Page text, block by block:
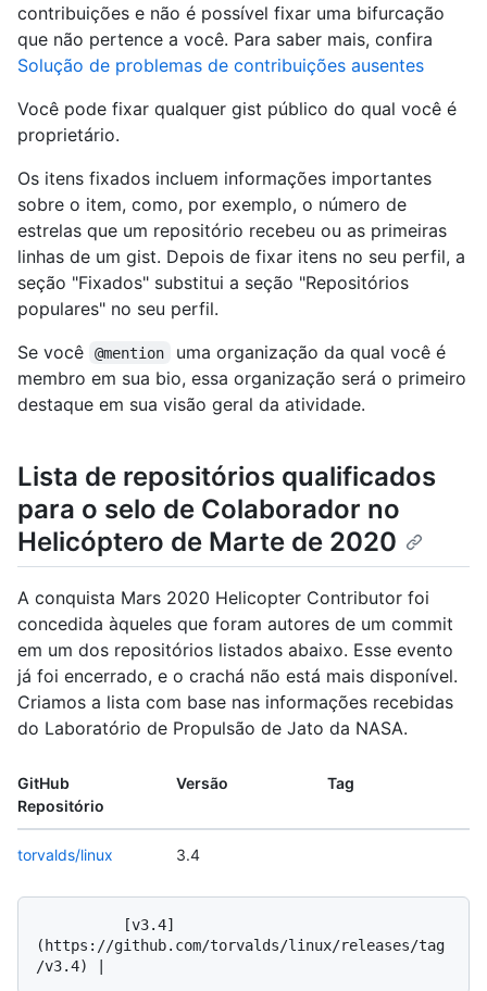
contribuições e não é possível fixar uma bifurcação
que não pertence a você. Para saber mais, confira
Solução de problemas de contribuições ausentes
Você pode fixar qualquer gist público do qual você é
proprietário.
Os itens fixados incluem informações importantes
sobre o item, como, por exemplo, o número de
estrelas que um repositório recebeu ou as primeiras
linhas de um gist. Depois de fixar itens no seu perfil, a
seção "Fixados" substitui a seção "Repositórios
populares" no seu perfil.
Se você
@mention
uma organização da qual você é
membro em sua bio, essa organização será o primeiro
destaque em sua visão geral da atividade.
Lista de repositórios qualificados
para o selo de Colaborador no
Helicóptero de Marte de 2020
A conquista Mars 2020 Helicopter Contributor foi
concedida àqueles que foram autores de um commit
em um dos repositórios listados abaixo. Esse evento
já foi encerrado, e o crachá não está mais disponível.
Criamos a lista com base nas informações recebidas
do Laboratório de Propulsão de Jato da NASA.
GitHub
Repositório
Versão Tag
torvalds/linux 3.4
(https://github.com/torvalds/linux/releases/tag